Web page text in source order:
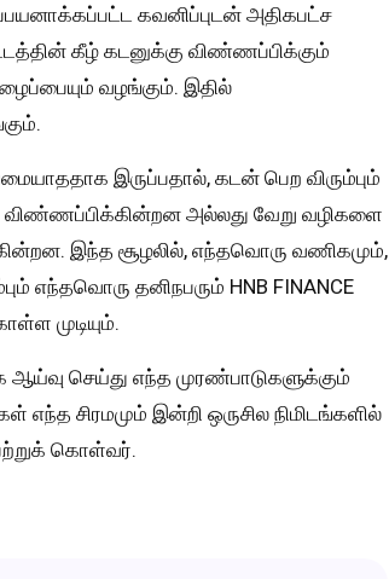
கவனிப்புடன் அதிகபட்ச
கீழ் கடனுக்கு விண்ணப்பிக்கும்
வழங்கும். இதில்
இருப்பதால், கடன் பெற விரும்பும்
விண்ணப்பிக்கின்றன அல்லது வேறு வழிகளை
இந்த சூழலில், எந்தவொரு வணிகமும்,
எந்தவொரு தனிநபரும் HNB FINANCE
முடியும்.
செய்து எந்த முரண்பாடுகளுக்கும்
சிரமமும் இன்றி ஒருசில நிமிடங்களில்
கொள்வர்.